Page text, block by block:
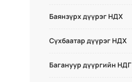
Баянзүрх дүүрэг НДХ
Сүхбаатар дүүрэг НДХ
Багануур дүүргийн НДГ